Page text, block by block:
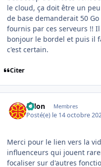
le cloud, ça doit être un
de base demanderait 50
fournis par ces serveurs !!
bonjour le bordel et puis il
c'est certain.
Citer
solon Membres
Posté(e) le 14 octobre
Merci pour le lien vers la
influenceurs qui jouent
focaliser sur d'autres